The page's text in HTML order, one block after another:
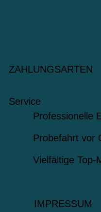
ZAHLUNGSARTEN
Service
Professionelle
Probefahrt vor
Vielfältige Top-
IMPRESSUM